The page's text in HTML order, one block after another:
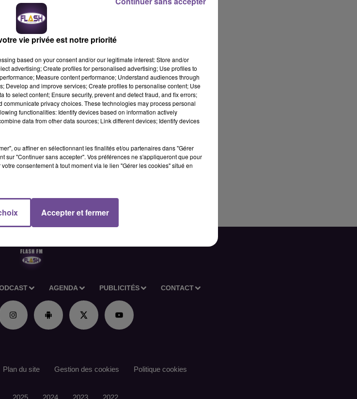
à l’aide d’un véhicule. Le facteur trie
se fait en voiture avec une formation de
l’orientation. Vous maîtrisez l’utilisation
AGENDA PUBLICITÉS CONTACT
Plan du site Gestion des cookies Politique cookies
vie privée est notre priorité
based on your consent and/or our legitimate interest: Store and/or
advertising; Create profiles for personalised advertising; Use profiles to
Measure content performance; Understand audiences through
Develop and improve services; Create profiles to personalise content; Use
select content; Ensure security, prevent and detect fraud, and fix errors;
privacy choices. These technologies may process personal
functionalities: Identify devices based on information actively
data from other data sources; Link different devices; Identify devices
ou affiner en sélectionnant les finalités et/ou partenaires dans "Gérer
sur "Continuer sans accepter". Vos préférences ne s'appliqueront que pour
consentement à tout moment via le lien "Gérer les cookies" situé en
Accepter et fermer